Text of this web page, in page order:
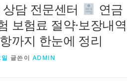
담 전문센터
연금
보험료 절약·보장내역
까지 한눈에 정리
글쓴이 ADMIN